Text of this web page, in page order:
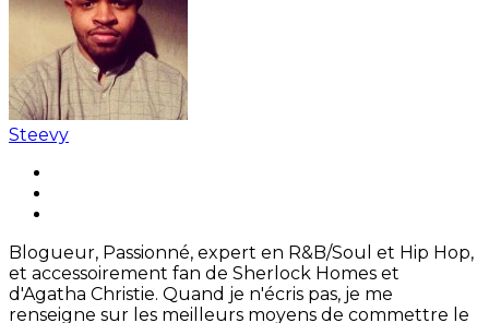
Steevy
Blogueur, Passionné, expert en R&B/Soul et Hip Hop,
et accessoirement fan de Sherlock Homes et
d'Agatha Christie. Quand je n'écris pas, je me
renseigne sur les meilleurs moyens de commettre le